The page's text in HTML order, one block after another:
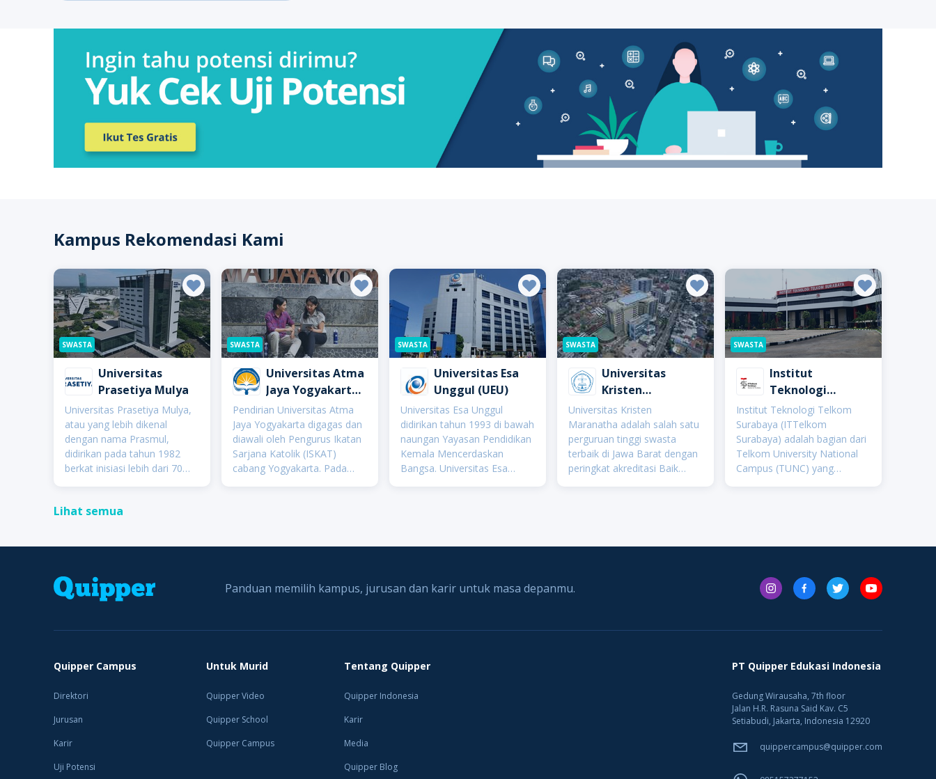
Kampus Rekomendasi Kami
SWASTA
Universitas
Prasetiya Mulya
Universitas Prasetiya Mulya,
atau yang lebih dikenal
dengan nama Prasmul,
didirikan pada tahun 1982
berkat inisiasi lebih dari 70
antaranya Soedono Salim
SWASTA
Universitas Atma
Jaya Yogyakarta
(UAJY)
Pendirian Universitas Atma
Jaya Yogyakarta digagas dan
diawali oleh Pengurus Ikatan
Sarjana Katolik (ISKAT)
cabang Yogyakarta. Pada
SWASTA
Universitas Esa
Unggul (UEU)
Universitas Esa Unggul
didirikan tahun 1993 di bawah
naungan Yayasan Pendidikan
Kemala Mencerdaskan
Bangsa. Universitas Esa
SWASTA
Universitas
Kristen
Maranatha
Universitas Kristen
Maranatha adalah salah satu
perguruan tinggi swasta
terbaik di Jawa Barat dengan
peringkat akreditasi Baik
SWASTA
Institut
Teknologi
Telkom Surabaya
(ITTS)
Institut Teknologi Telkom
Surabaya (ITTelkom
Surabaya) adalah bagian dari
Telkom University National
Campus (TUNC) yang
Lihat semua
Panduan memilih kampus, jurusan dan karir untuk masa depanmu.
Quipper Campus
Direktori
Jurusan
Karir
Uji Potensi
Untuk Murid
Quipper Video
Quipper School
Quipper Campus
Tentang Quipper
Quipper Indonesia
Karir
Media
Quipper Blog
PT Quipper Edukasi Indonesia
Gedung Wirausaha, 7th floor
Jalan H.R. Rasuna Said Kav. C5
Setiabudi, Jakarta, Indonesia 12920
quippercampus@quipper.com